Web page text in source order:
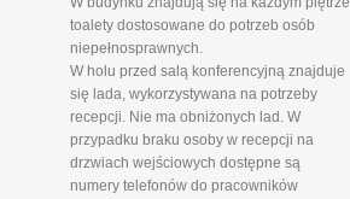
toalety dostosowane do potrzeb osób
niepełnosprawnych.
W holu przed salą konferencyjną znajduje
się lada, wykorzystywana na potrzeby
recepcji. Nie ma obniżonych lad. W
przypadku braku osoby w recepcji na
drzwiach wejściowych dostępne są
numery telefonów do pracowników